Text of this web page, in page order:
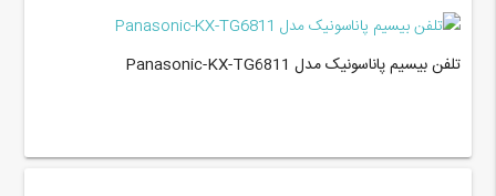
تلفن بیسیم پاناسونیک مدل Panasonic-KX-TG6811